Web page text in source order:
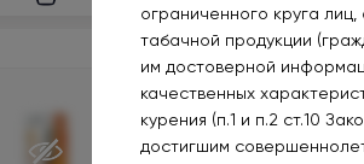
ограниченного круга
табачной продукции
им достоверной
качественных
курения (п.1 и п.2 ст.10
достигшим